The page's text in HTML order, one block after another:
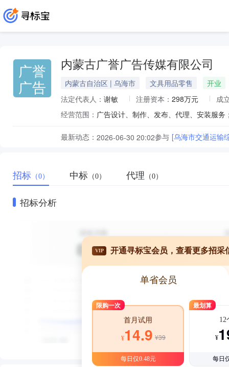
广誉
广告
内蒙古广誉广告传媒有限公司
内蒙古自治区 | 乌海市 文具用品零售
开业
法定代表人： 谢敏 注册资本： 298万元
成
经营范围：
最新动态： 2026-06-30 20:02参与 [乌海市交通运输
招标 （0） 中标 （0） 代理 （0）
招标分析
VIP 开通寻标宝会员，查看更多招采
单省会员
限购一次
首月试用
¥14.9 ¥39
每日仅0.48元
最划算
12
¥
每日